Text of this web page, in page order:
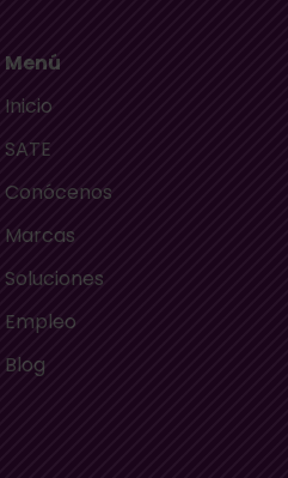
Menú
Inicio
SATE
Conócenos
Marcas
Soluciones
Empleo
Blog